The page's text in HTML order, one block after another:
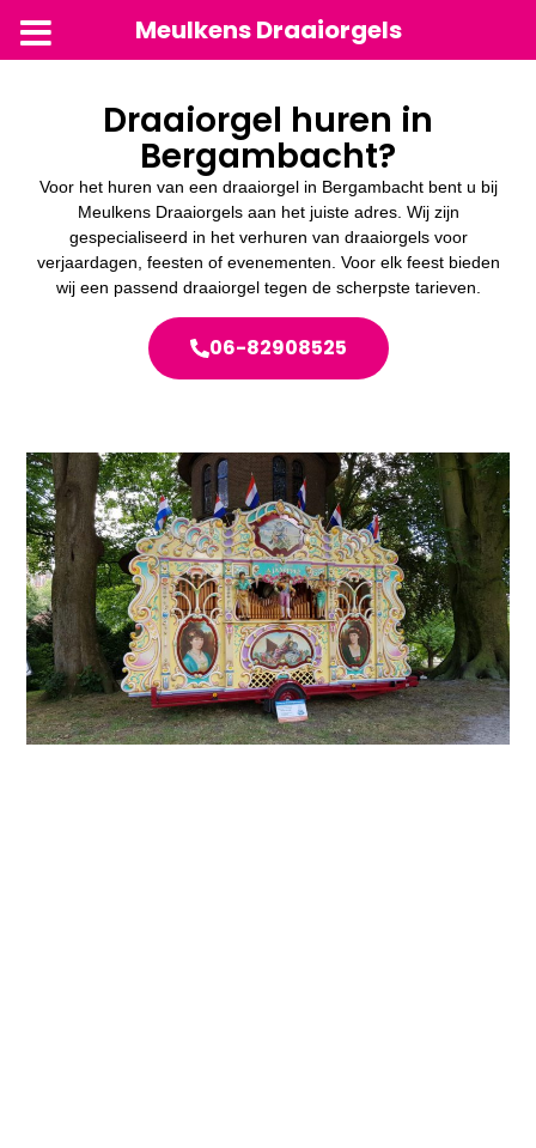
Draaiorgel huren in
Bergambacht?
Voor het huren van een draaiorgel in Bergambacht bent u bij
Meulkens Draaiorgels aan het juiste adres. Wij zijn
gespecialiseerd in het verhuren van draaiorgels voor
verjaardagen, feesten of evenementen. Voor elk feest bieden
wij een passend draaiorgel tegen de scherpste tarieven.
06-82908525
Meulkens Draaiorgels